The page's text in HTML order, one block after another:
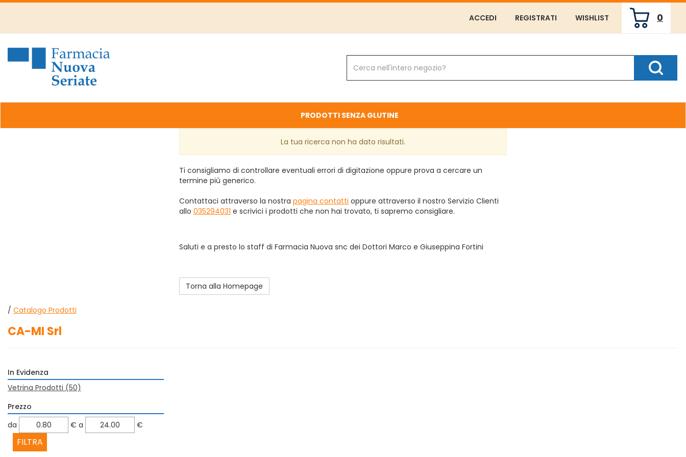
Passa
principale
ACCEDI REGISTRATI WISHLIST 0
ARTICOLI
INSERITI
Farmacia
Nuova
Prodotto
Cerca
PRODOTTI SENZA GLUTINE
La tua ricerca non ha dato risultati.
Ti consigliamo di controllare eventuali errori di digitazione oppure prova a cercare un
termine più generico.
Contattaci attraverso la nostra pagina contatti oppure attraverso il nostro Servizio Clienti
allo 035294031 e scrivici i prodotti che non hai trovato, ti sapremo consigliare.
Saluti e a presto lo staff di Farmacia Nuova snc dei Dottori Marco e Giuseppina Fortini
Torna alla Homepage
/ Catalogo Prodotti
CA-MI Srl
In Evidenza
Vetrina Prodotti (50)
Prezzo
filtra
da
da € filtra
a €